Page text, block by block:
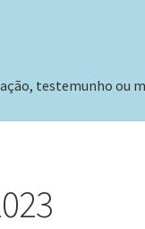
testemunho ou